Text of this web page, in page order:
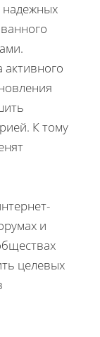
надежных
активного
К тому
и
целевых